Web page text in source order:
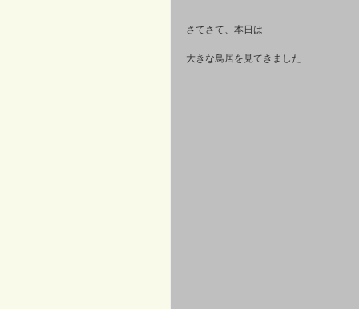
さてさて、本日は
大きな鳥居を見てきました